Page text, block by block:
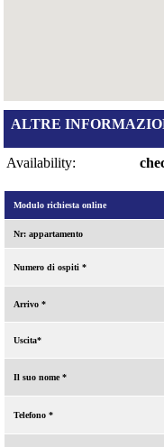
ALTRE
Availability:
Modulo richiesta online
Nr: appartamento
Numero di ospiti *
Arrivo *
Uscita*
Il suo nome *
Telefono *